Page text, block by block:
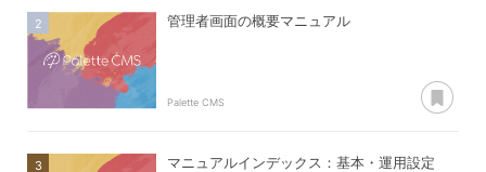
管理者画面の概要マニュアル
Palette CMS
マニュアルインデックス：基本・運用設定